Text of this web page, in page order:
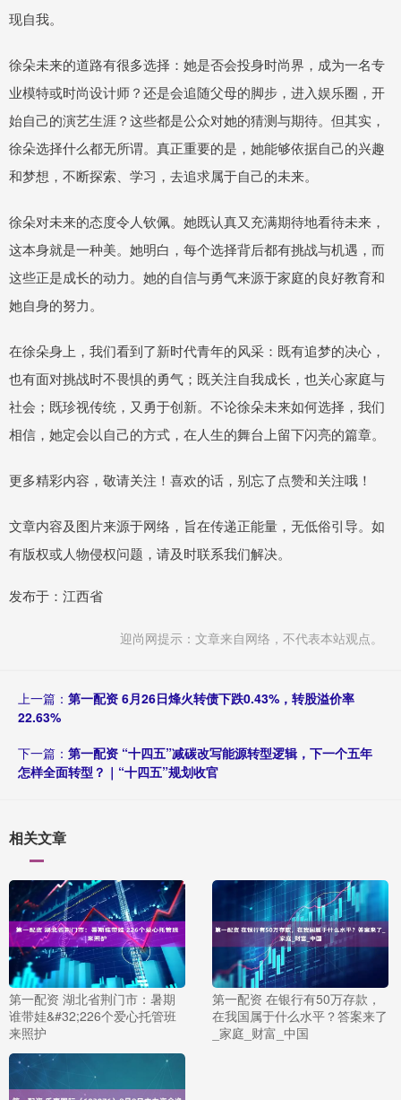
现自我。
徐朵未来的道路有很多选择：她是否会投身时尚界，成为一名专
业模特或时尚设计师？还是会追随父母的脚步，进入娱乐圈，开
始自己的演艺生涯？这些都是公众对她的猜测与期待。但其实，
徐朵选择什么都无所谓。真正重要的是，她能够依据自己的兴趣
和梦想，不断探索、学习，去追求属于自己的未来。
徐朵对未来的态度令人钦佩。她既认真又充满期待地看待未来，
这本身就是一种美。她明白，每个选择背后都有挑战与机遇，而
这些正是成长的动力。她的自信与勇气来源于家庭的良好教育和
她自身的努力。
在徐朵身上，我们看到了新时代青年的风采：既有追梦的决心，
也有面对挑战时不畏惧的勇气；既关注自我成长，也关心家庭与
社会；既珍视传统，又勇于创新。不论徐朵未来如何选择，我们
相信，她定会以自己的方式，在人生的舞台上留下闪亮的篇章。
更多精彩内容，敬请关注！喜欢的话，别忘了点赞和关注哦！
文章内容及图片来源于网络，旨在传递正能量，无低俗引导。如
有版权或人物侵权问题，请及时联系我们解决。
发布于：江西省
迎尚网提示：文章来自网络，不代表本站观点。
上一篇： 第一配资 6月26日烽火转债下跌0.43%，转股溢价率
22.63%
下一篇： 第一配资 “十四五”减碳改写能源转型逻辑，下一个五年
怎样全面转型？｜“十四五”规划收官
相关文章
第一配资 湖北省荆门市：暑期
谁带娃&#32;226个爱心托管班
来照护
第一配资 在银行有50万存款，
在我国属于什么水平？答案来了
_家庭_财富_中国